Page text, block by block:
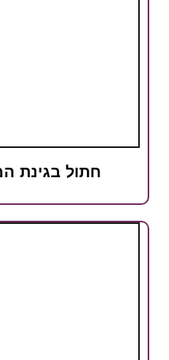
חתול בגינת